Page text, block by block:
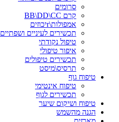
סרומים
קרם BB\DD\CC
אמפולות\rיכוזים
תכשירים לעיניים ושפתיים
טיפול נקודתי
איפור טיפולי
תכשירים טיפולים
תרסיס\מיסט
טיפוח גוף
טיפוח אינטימי
תכשירים לגוף
טיפוח ושיקום שיער
הגנה מהשמש